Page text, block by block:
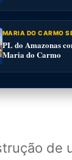
MARIA DO CARMO
PL do Amazonas
Maria do Carmo
de